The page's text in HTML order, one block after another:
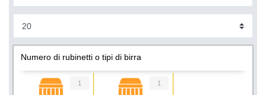
Numero di rubinetti o tipi di birra
1 1